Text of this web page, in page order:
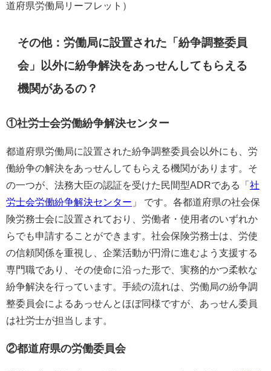
道府県労働局リーフレット）
その他：労働局に設置された「紛争調整委員
会」以外に紛争解決をあっせんしてもらえる
機関があるの？
①社労士会労働紛争解決センター
都道府県労働局に設置された紛争調整委員会以外にも、労
働紛争の解決をあっせんしてもらえる機関があります。そ
の一つが、法務大臣の認証を受けた民間型ADRである「 社
労士会労働紛争解決センター 」 です。各都道府県の社会保
険労務士会に設置されており、労働者・使用者のいずれか
らでも申請することができます。社会保険労務士は、労使
の信頼関係を重視し、企業活動が円滑に進むよう支援する
専門職であり、その使命に沿った形で、実務的かつ柔軟な
紛争解決を行っています。手続の流れは、労働局の紛争調
整委員会によるあっせんとほぼ同様ですが、あっせん委員
は社労士が担当します。
②都道府県の労働委員会